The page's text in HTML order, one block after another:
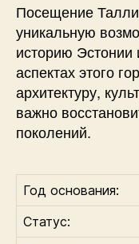
Посещение
уникальную
историю Эстонии
аспектах этого
архитектуру,
важно
поколений.
Год основания:
Статус: